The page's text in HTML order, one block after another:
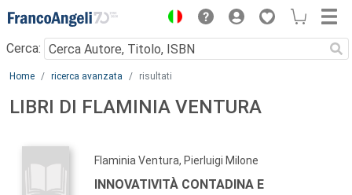
Menu
Cerca:
Main content
Home ricerca avanzata risultati
LIBRI DI FLAMINIA VENTURA
Flaminia Ventura, Pierluigi Milone
INNOVATIVITÀ CONTADINA E